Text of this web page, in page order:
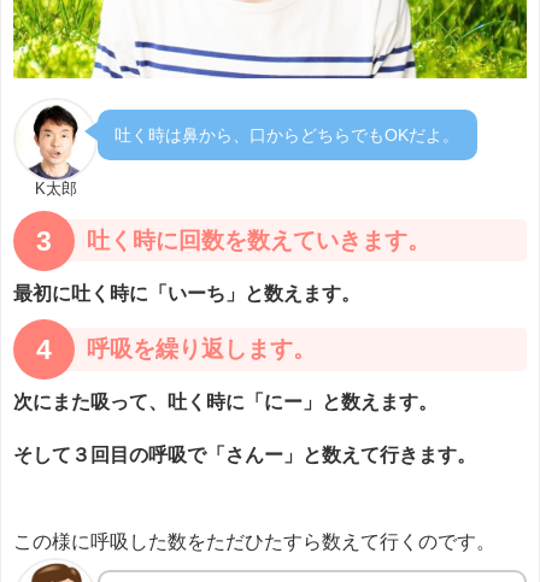
K太郎
吐く時は鼻から、口からどちらでもOKだよ。
3 吐く時に回数を数えていきます。
最初に吐く時に「いーち」と数えます。
4 呼吸を繰り返します。
次にまた吸って、吐く時に「にー」と数えます。
そして３回目の呼吸で「さんー」と数えて行きます。
この様に呼吸した数をただひたすら数えて行くのです。